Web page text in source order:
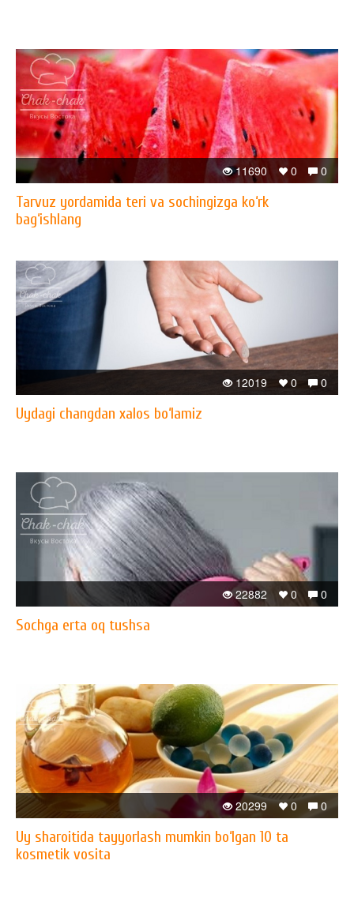
0
0
11690
Tarvuz yordamida teri va sochingizga ko‘rk
bag‘ishlang
0
0
12019
Uydagi changdan xalos bo‘lamiz
0
0
22882
Sochga erta oq tushsa
0
0
20299
Uy sharoitida tayyorlash mumkin bo‘lgan 10 ta
kosmetik vosita